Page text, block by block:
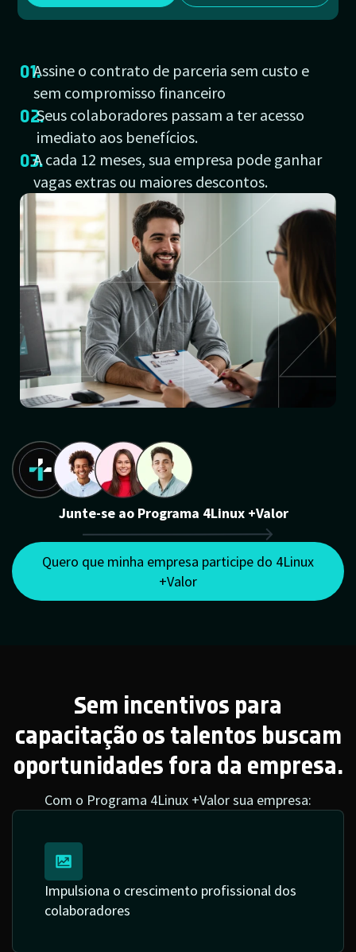
01.Assine o contrato de parceria sem custo e
sem compromisso financeiro
02.Seus colaboradores passam a ter acesso
imediato aos benefícios.
03.A cada 12 meses, sua empresa pode ganhar
vagas extras ou maiores descontos.
Junte-se ao Programa 4Linux +Valor
Quero que minha empresa participe do 4Linux
+Valor
Sem incentivos para
capacitação os talentos buscam
oportunidades fora da empresa.
Com o Programa 4Linux +Valor sua empresa:
Impulsiona o crescimento profissional dos
colaboradores